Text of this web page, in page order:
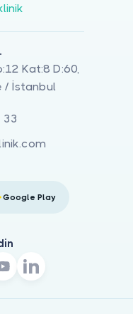
Kat:8 D:60,
/ İstanbul
33
Google Play